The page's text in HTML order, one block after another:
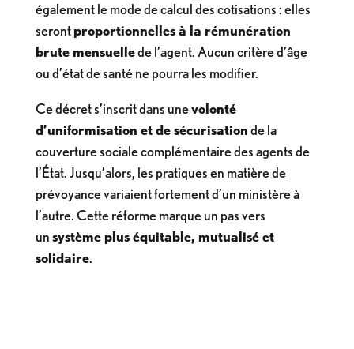
également le mode de calcul des cotisations : elles
serontproportionnelles à la rémunération
brute mensuellede l’agent. Aucun critère d’âge
ou d’état de santé ne pourra les modifier.
Ce décret s’inscrit dans unevolonté
d’uniformisation et de sécurisationde la
couverture sociale complémentaire des agents de
l’État. Jusqu’alors, les pratiques en matière de
prévoyance variaient fortement d’un ministère à
l’autre. Cette réforme marque un pas vers
unsystème plus équitable, mutualisé et
solidaire.